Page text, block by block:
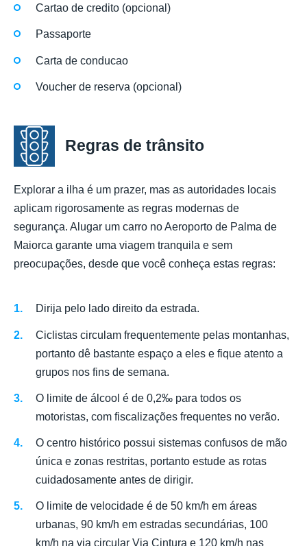
Cartao de credito (opcional)
Passaporte
Carta de conducao
Voucher de reserva (opcional)
Regras de trânsito
Explorar a ilha é um prazer, mas as autoridades locais
aplicam rigorosamente as regras modernas de
segurança. Alugar um carro no Aeroporto de Palma de
Maiorca garante uma viagem tranquila e sem
preocupações, desde que você conheça estas regras:
Dirija pelo lado direito da estrada.
Ciclistas circulam frequentemente pelas montanhas,
portanto dê bastante espaço a eles e fique atento a
grupos nos fins de semana.
O limite de álcool é de 0,2‰ para todos os
motoristas, com fiscalizações frequentes no verão.
O centro histórico possui sistemas confusos de mão
única e zonas restritas, portanto estude as rotas
cuidadosamente antes de dirigir.
O limite de velocidade é de 50 km/h em áreas
urbanas, 90 km/h em estradas secundárias, 100
km/h na via circular Via Cintura e 120 km/h nas